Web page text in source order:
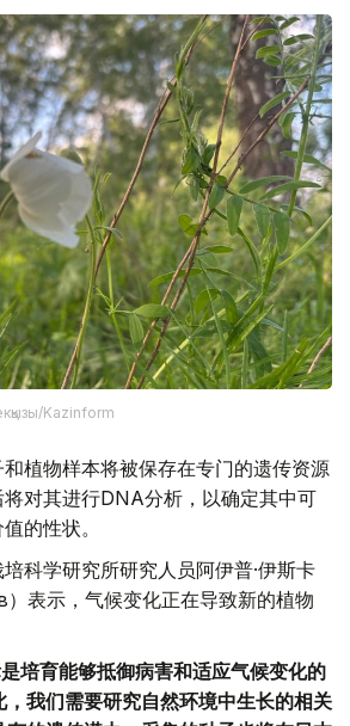
Kazinform
植物样本将被保存在专门的遗传资源
对其进行DNA分析，以确定其中可
的性状。
科学研究所研究人员阿伊普·伊斯卡
）表示，气候变化正在导致新的植物
培育能够抵御病害和适应气候变化的
，我们需要研究自然环境中生长的相关